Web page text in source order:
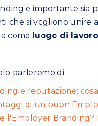
è importante sia
che si vogliono unire
come luogo di
parleremo di:
e reputazione:
di un buon
l'Employer Branding?